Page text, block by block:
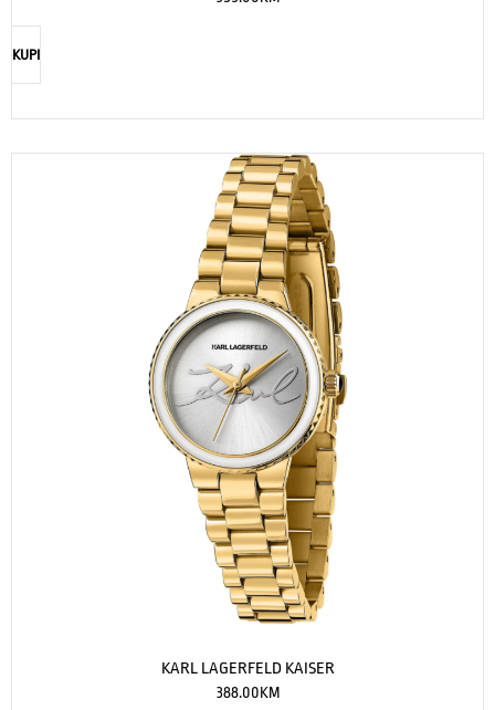
KUPI
KARL LAGERFELD KAISER
388.00KM